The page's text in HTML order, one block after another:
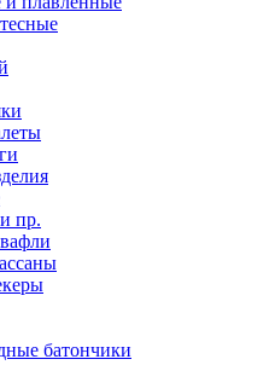
пр.
батончики